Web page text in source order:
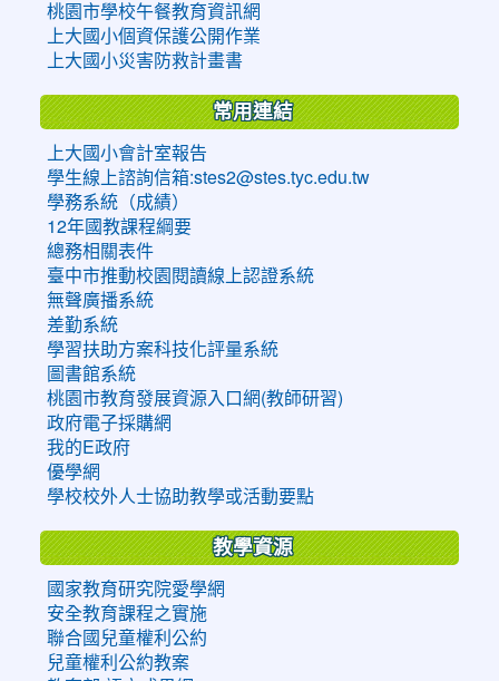
桃園市學校午餐教育資訊網
上大國小個資保護公開作業
上大國小災害防救計畫書
常用連結
上大國小會計室報告
學生線上諮詢信箱:stes2@stes.tyc.edu.tw
學務系統（成績）
12年國教課程綱要
總務相關表件
臺中市推動校園閱讀線上認證系統
無聲廣播系統
差勤系統
學習扶助方案科技化評量系統
圖書館系統
桃園市教育發展資源入口網(教師研習)
政府電子採購網
我的E政府
優學網
學校校外人士協助教學或活動要點
教學資源
國家教育研究院愛學網
安全教育課程之實施
聯合國兒童權利公約
兒童權利公約教案